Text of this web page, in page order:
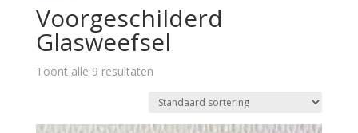
Voorgeschilderd
Glasweefsel
Toont alle 9 resultaten